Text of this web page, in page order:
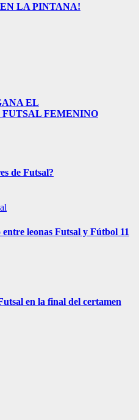
LA PINTANA!
EL
FEMENINO
de Futsal?
leonas Futsal y Fútbol 11
en la final del certamen